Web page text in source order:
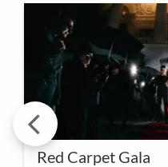
Red Carpet Gala